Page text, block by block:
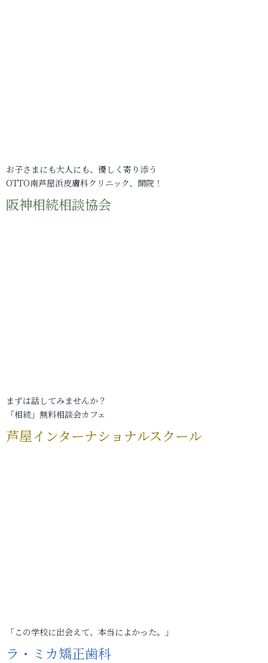
お子さまにも大人にも、優しく寄り添う
OTTO南芦屋浜皮膚科クリニック、開院！
阪神相続相談協会
まずは話してみませんか？
「相続」無料相談会カフェ
芦屋インターナショナルスクール
「この学校に出会えて、本当によかった。」
ラ・ミカ矯正歯科